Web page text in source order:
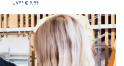
UVP* € 9,99